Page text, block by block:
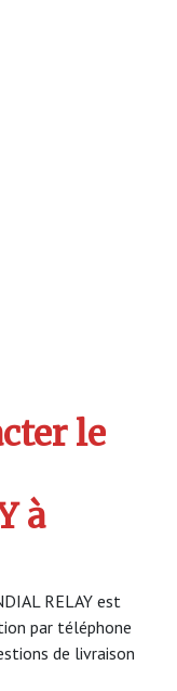
le
à
RELAY est
par téléphone
de livraison